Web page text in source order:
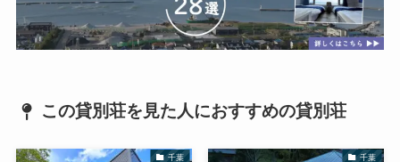
この貸別荘を見た人におすすめの貸別荘
千葉 千葉